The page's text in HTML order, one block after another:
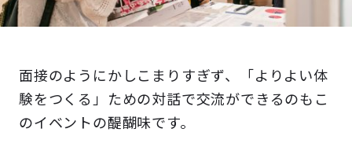
面接のようにかしこまりすぎず、「よりよい体
験をつくる」ための対話で交流ができるのもこ
のイベントの醍醐味です。